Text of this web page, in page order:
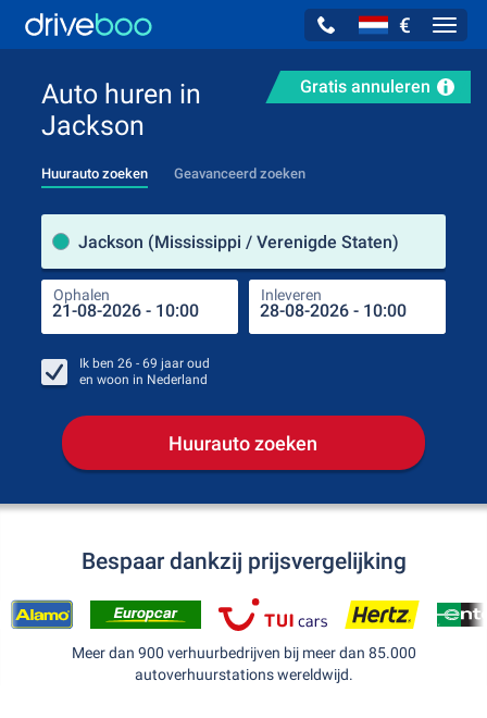
€
Gratis annuleren
Auto huren in
Jackson
Huurauto zoeken Geavanceerd zoeken
Jackson (Mississippi / Verenigde Staten)
Ophalen Inleveren
Ik ben 26 - 69 jaar oud
en woon in Nederland
Huurauto zoeken
Bespaar dankzij prijsvergelijking
Meer dan 900 verhuurbedrijven bij meer dan 85.000
autoverhuurstations wereldwijd.